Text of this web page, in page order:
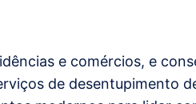
e comércios, e
de desentupimento